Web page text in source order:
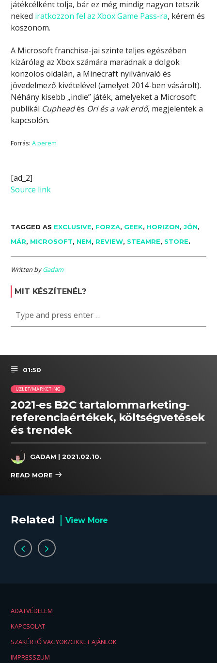
játékcélként tolja, bár ez még mindig nagyon tetszik
neked iratkozzon fel az Xbox Game Pass-ra, kérem és
köszönöm.
A Microsoft franchise-jai szinte teljes egészében
kizárólag az Xbox számára maradnak a dolgok
konzolos oldalán, a Minecraft nyilvánvaló és
jövedelmező kivételével (amelyet 2014-ben vásárolt).
Néhány kisebb „indie” játék, amelyeket a Microsoft
publikál Cupheadés Ori és a vak erdő, megjelentek a
kapcsolón.
Forrás:A perem
[ad_2]
Source link
TAGGED AS EXCLUSIVE, FORZA, GEEK, HORIZON,JÖN,
MÁR, MICROSOFT, NEM, REVIEW, STEAMRE, STORE.
Written byGadam
MIT KÉSZÍTENÉL?
01:50
ÜZLET/MARKETING
2021-es B2C tartalommarketing-
referenciaértékek, költségvetések
és trendek
GADAM | 2021.02.10.
READ MORE
Related View More
ADATVÉDELEM
KAPCSOLAT
SZAKÉRTŐ VAGYOK/CIKKET AJÁNLOK
IMPRESSZUM